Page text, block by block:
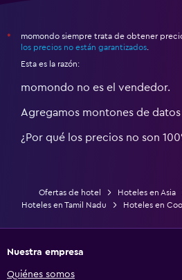
*
momondo siempre trata de obtener
los precios no están garantizados
Esta es la razón:
momondo no es el vendedor.
Agregamos montones de
¿Por qué los precios no son
Ofertas de hotel Hoteles en Asia
Hoteles en Tamil Nadu
Hoteles en
Nuestra empresa
Quiénes somos